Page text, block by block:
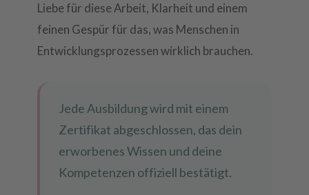
Liebe für diese Arbeit, Klarheit und einem
feinen Gespür für das, was Menschen in
Entwicklungsprozessen wirklich brauchen.
Jede Ausbildung wird mit einem
Zertifikat abgeschlossen, das dein
erworbenes Wissen und deine
Kompetenzen offiziell bestätigt.